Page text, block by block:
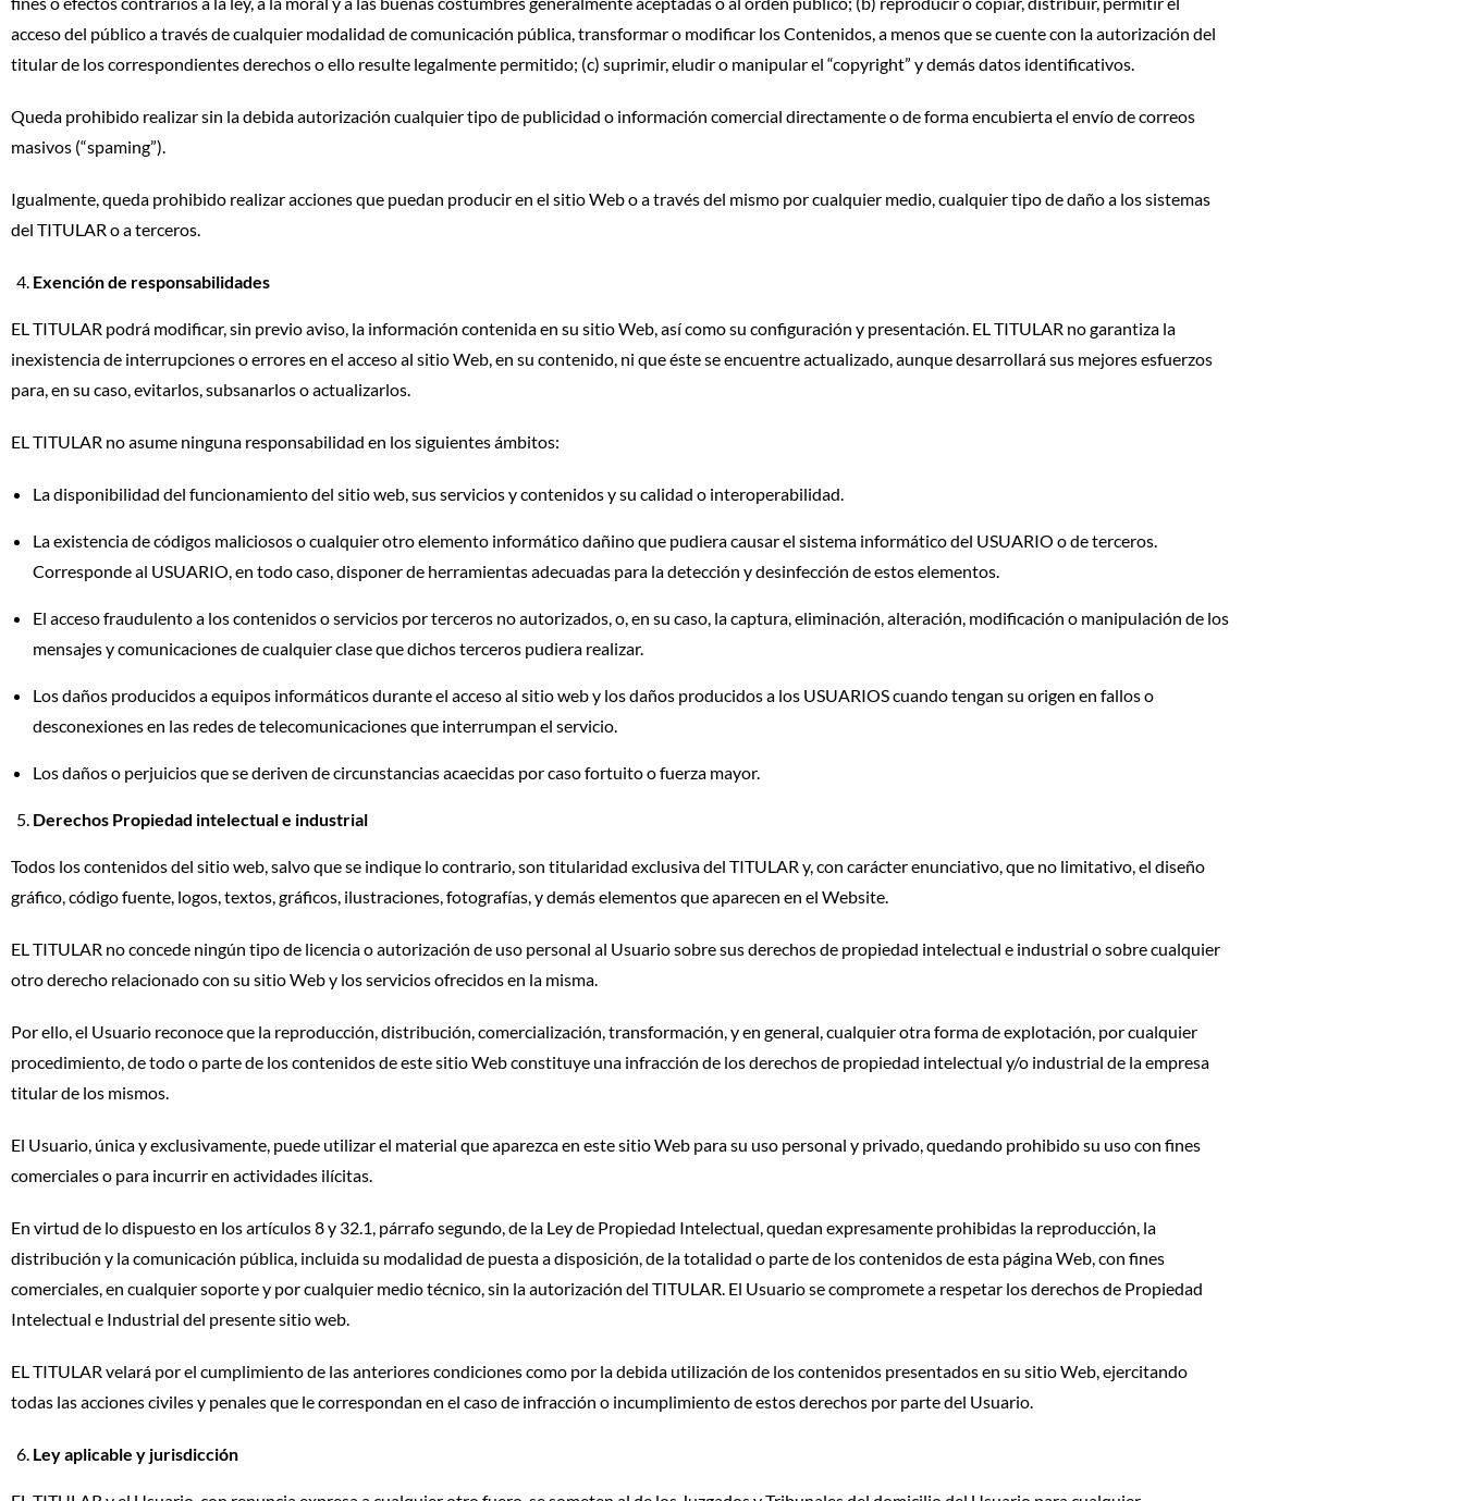
acceso del público a través de cualquier modalidad de comunicación pública, transformar o modificar los Contenidos, a menos que se cuente con la autorización del
titular de los correspondientes derechos o ello resulte legalmente permitido; (c) suprimir, eludir o manipular el “copyright” y demás datos identificativos.
Queda prohibido realizar sin la debida autorización cualquier tipo de publicidad o información comercial directamente o de forma encubierta el envío de correos
masivos (“spaming”).
Igualmente, queda prohibido realizar acciones que puedan producir en el sitio Web o a través del mismo por cualquier medio, cualquier tipo de daño a los sistemas
del TITULAR o a terceros.
Exención de responsabilidades
EL TITULAR podrá modificar, sin previo aviso, la información contenida en su sitio Web, así como su configuración y presentación. EL TITULAR no garantiza la
inexistencia de interrupciones o errores en el acceso al sitio Web, en su contenido, ni que éste se encuentre actualizado, aunque desarrollará sus mejores esfuerzos
para, en su caso, evitarlos, subsanarlos o actualizarlos.
EL TITULAR no asume ninguna responsabilidad en los siguientes ámbitos:
La disponibilidad del funcionamiento del sitio web, sus servicios y contenidos y su calidad o interoperabilidad.
La existencia de códigos maliciosos o cualquier otro elemento informático dañino que pudiera causar el sistema informático del USUARIO o de terceros.
Corresponde al USUARIO, en todo caso, disponer de herramientas adecuadas para la detección y desinfección de estos elementos.
El acceso fraudulento a los contenidos o servicios por terceros no autorizados, o, en su caso, la captura, eliminación, alteración, modificación o manipulación de los
mensajes y comunicaciones de cualquier clase que dichos terceros pudiera realizar.
Los daños producidos a equipos informáticos durante el acceso al sitio web y los daños producidos a los USUARIOS cuando tengan su origen en fallos o
desconexiones en las redes de telecomunicaciones que interrumpan el servicio.
Los daños o perjuicios que se deriven de circunstancias acaecidas por caso fortuito o fuerza mayor.
Derechos Propiedad intelectual e industrial
Todos los contenidos del sitio web, salvo que se indique lo contrario, son titularidad exclusiva del TITULAR y, con carácter enunciativo, que no limitativo, el diseño
gráfico, código fuente, logos, textos, gráficos, ilustraciones, fotografías, y demás elementos que aparecen en el Website.
EL TITULAR no concede ningún tipo de licencia o autorización de uso personal al Usuario sobre sus derechos de propiedad intelectual e industrial o sobre cualquier
otro derecho relacionado con su sitio Web y los servicios ofrecidos en la misma.
Por ello, el Usuario reconoce que la reproducción, distribución, comercialización, transformación, y en general, cualquier otra forma de explotación, por cualquier
procedimiento, de todo o parte de los contenidos de este sitio Web constituye una infracción de los derechos de propiedad intelectual y/o industrial de la empresa
titular de los mismos.
El Usuario, única y exclusivamente, puede utilizar el material que aparezca en este sitio Web para su uso personal y privado, quedando prohibido su uso con fines
comerciales o para incurrir en actividades ilícitas.
En virtud de lo dispuesto en los artículos 8 y 32.1, párrafo segundo, de la Ley de Propiedad Intelectual, quedan expresamente prohibidas la reproducción, la
distribución y la comunicación pública, incluida su modalidad de puesta a disposición, de la totalidad o parte de los contenidos de esta página Web, con fines
comerciales, en cualquier soporte y por cualquier medio técnico, sin la autorización del TITULAR. El Usuario se compromete a respetar los derechos de Propiedad
Intelectual e Industrial del presente sitio web.
EL TITULAR velará por el cumplimiento de las anteriores condiciones como por la debida utilización de los contenidos presentados en su sitio Web, ejercitando
todas las acciones civiles y penales que le correspondan en el caso de infracción o incumplimiento de estos derechos por parte del Usuario.
Ley aplicable y jurisdicción